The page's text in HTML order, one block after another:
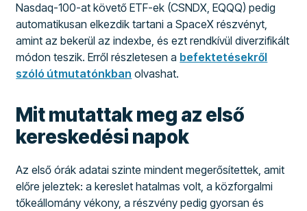
Nasdaq-100-at követő ETF-ek (CSNDX, EQQQ) pedig
automatikusan elkezdik tartani a SpaceX részvényt,
amint az bekerül az indexbe, és ezt rendkívül diverzifikált
módon teszik. Erről részletesen a befektetésekről
szóló útmutatónkban olvashat.
Mit mutattak meg az első
kereskedési napok
Az első órák adatai szinte mindent megerősítettek, amit
előre jeleztek: a kereslet hatalmas volt, a közforgalmi
tőkeállomány vékony, a részvény pedig gyorsan és